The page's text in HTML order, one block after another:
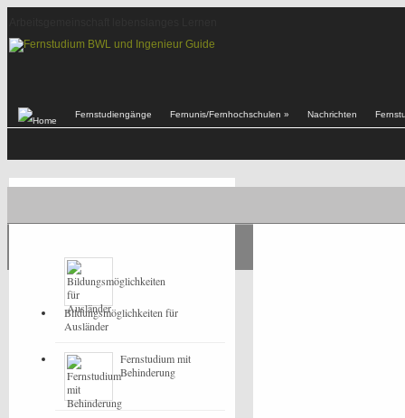
Fernstudiengänge Fernunis/Fernhochschulen » Nachrichten
Bildungsmöglichkeiten für
Ausländer
Fernstudium mit
Behinderung